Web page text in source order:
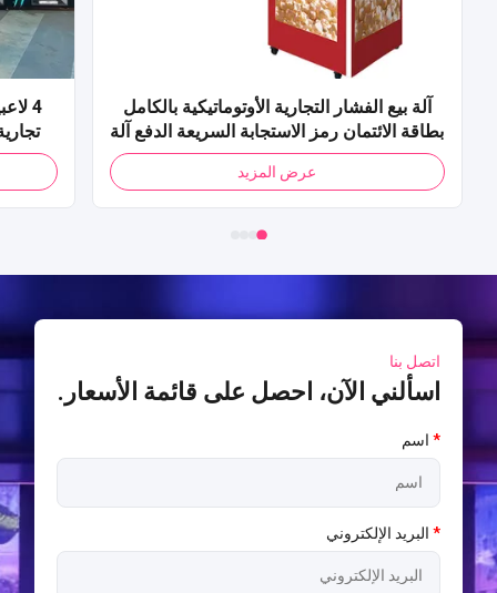
آلة بيع الفشار التجارية الأوتوماتيكية بالكامل
بطاقة الائتمان رمز الاستجابة السريعة الدفع آلة
بيع الذرة الفشار للمول
عرض المزيد
4
اتصل بنا
اسألني الآن، احصل على قائمة الأسعار.
* اسم
* البريد الإلكتروني